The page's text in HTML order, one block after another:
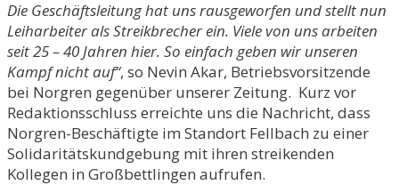
Die Geschäftsleitung hat uns rausgeworfen und stellt nun
Leiharbeiter als Streikbrecher ein. Viele von uns arbeiten
seit 25 – 40 Jahren hier. So einfach geben wir unseren
Kampf nicht auf“, so Nevin Akar, Betriebsvorsitzende
bei Norgren gegenüber unserer Zeitung. Kurz vor
Redaktionsschluss erreichte uns die Nachricht, dass
Norgren-Beschäftigte im Standort Fellbach zu einer
Solidaritätskundgebung mit ihren streikenden
Kollegen in Großbettlingen aufrufen.